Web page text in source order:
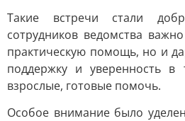
Такие встречи стали
сотрудников ведомства
практическую помощь, но и
поддержку и уверенность
взрослые, готовые помочь.
Особое внимание было